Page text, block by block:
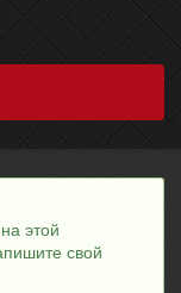
этой
свой